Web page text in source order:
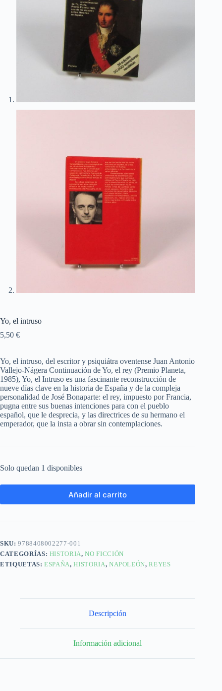
Yo, el intruso
5,50 €
Yo, el intruso, del escritor y psiquiátra oventense Juan Antonio
Vallejo-Nágera Continuación de Yo, el rey (Premio Planeta,
1985), Yo, el Intruso es una fascinante reconstrucción de
nueve días clave en la historia de España y de la compleja
personalidad de José Bonaparte: el rey, impuesto por Francia,
pugna entre sus buenas intenciones para con el pueblo
español, que le desprecia, y las directrices de su hermano el
emperador, que la insta a obrar sin contemplaciones.
Solo quedan 1 disponibles
Añadir al carrito
SKU:9788408002277-001
CATEGORÍAS: HISTORIA,NO FICCIÓN
ETIQUETAS:ESPAÑA,HISTORIA, NAPOLEÓN,REYES
Descripción
Información adicional